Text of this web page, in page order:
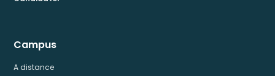
Campus
A distance